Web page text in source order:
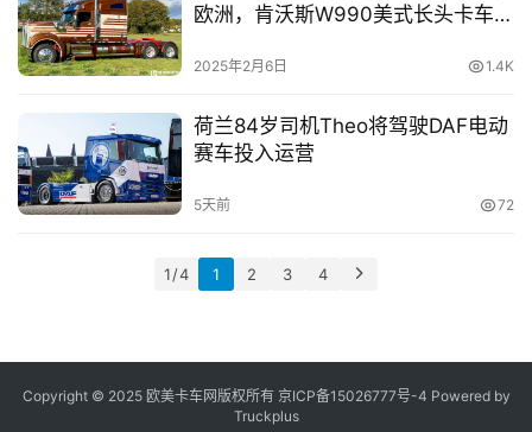
欧洲，肯沃斯W990美式长头卡车实
2025年2月6日 1.4K
荷兰84岁司机Theo将驾驶DAF电动
赛车投入运营
5天前 72
1 / 4 1 2 3 4
Copyright © 2025 欧美卡车网版权所有 京ICP备15026777号-4 Powered by
Truckplus